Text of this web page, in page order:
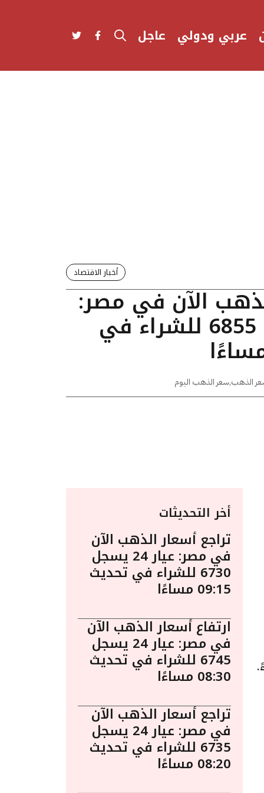
عربي ودولي عاجل
أخبار الاقتصاد
الآن في مصر:
عيار 24 يسجل 6855 للشراء في
الذهب,سعر الذهب اليوم
4:45 مساءً.
أخر التحديثات
تراجع أسعار الذهب الآن
في مصر: عيار 24 يسجل
6730 للشراء في تحديث
09:15 مساءًا
ارتفاع أسعار الذهب الآن
في مصر: عيار 24 يسجل
6745 للشراء في تحديث
08:30 مساءًا
تراجع أسعار الذهب الآن
في مصر: عيار 24 يسجل
6735 للشراء في تحديث
08:20 مساءًا